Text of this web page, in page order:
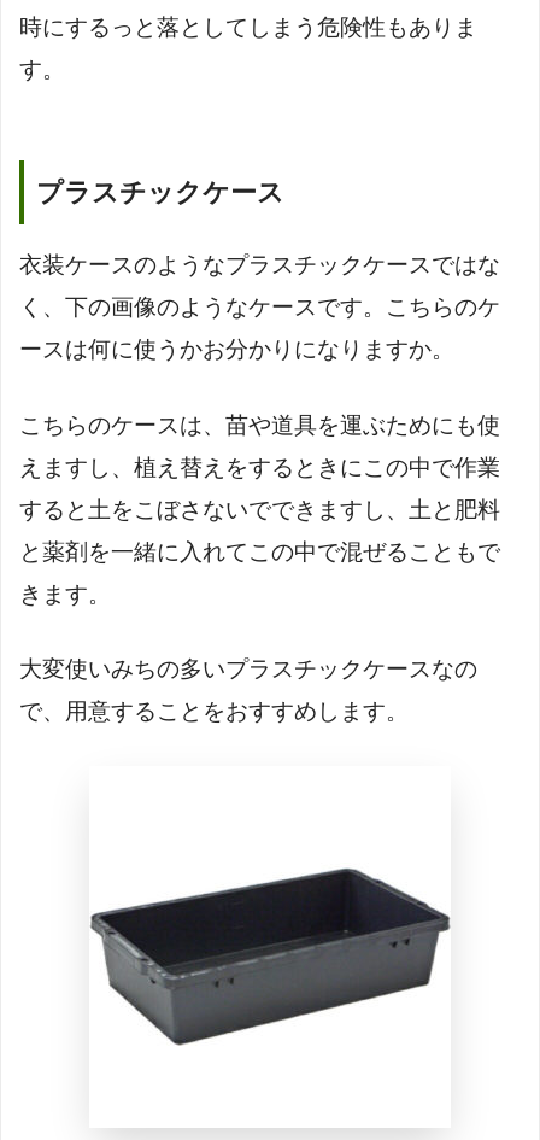
時にするっと落としてしまう危険性もありま
す。
プラスチックケース
衣装ケースのようなプラスチックケースではな
く、下の画像のようなケースです。こちらのケ
ースは何に使うかお分かりになりますか。
こちらのケースは、苗や道具を運ぶためにも使
えますし、植え替えをするときにこの中で作業
すると土をこぼさないでできますし、土と肥料
と薬剤を一緒に入れてこの中で混ぜることもで
きます。
大変使いみちの多いプラスチックケースなの
で、用意することをおすすめします。